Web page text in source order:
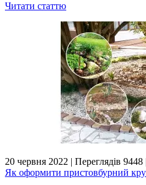
Читати статтю
20 червня 2022 | Переглядів 9448
Як оформити пристовбурний